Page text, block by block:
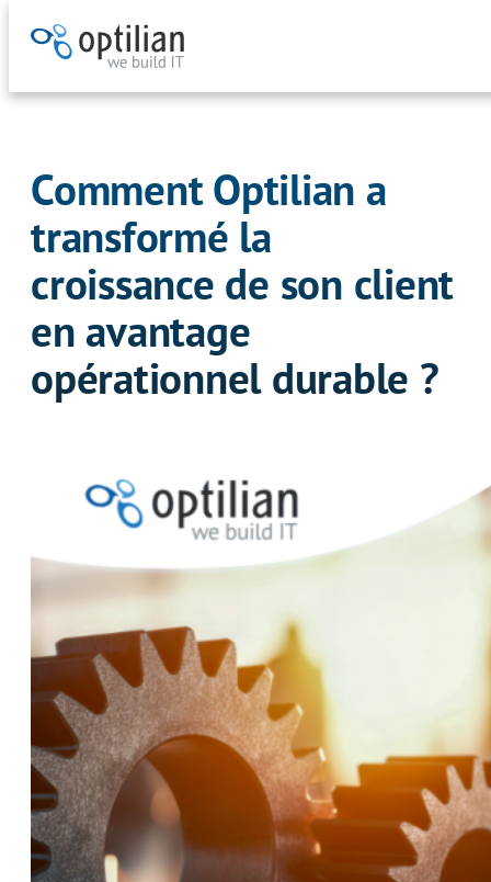
Aller
Comment Optilian a
transformé la
croissance de son client
en avantage
opérationnel durable ?